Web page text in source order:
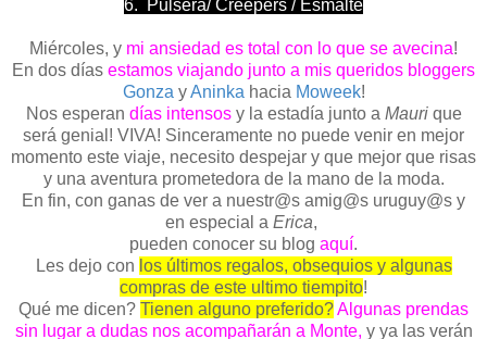
6. Pulsera/ Creepers / Esmalte
Miércoles, y mi ansiedad es total con lo que se avecina!
En dos días estamos viajando junto a mis queridos bloggers
Gonza yAninka hacia Moweek!
Nos esperan días intensosy la estadía junto a Maurique
será genial! VIVA! Sinceramente no puede venir en mejor
momento este viaje, necesito despejar y que mejor que risas
y una aventura prometedora de la mano de la moda.
En fin, con ganas de ver a nuestr@s amig@s uruguy@s y
en especial a Erica,
pueden conocer su blog aquí.
Les dejo con los últimos regalos, obsequios y algunas
compras de este ultimo tiempito!
Qué me dicen? Tienen alguno preferido?Algunas prendas
sin lugar a dudas nos acompañarán a Monte, y ya las verán